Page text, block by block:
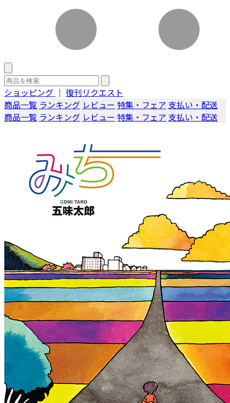
ショッピング ｜ 復刊リクエスト
商品一覧 ランキング レビュー 特集・フェア 支払い・配送
商品一覧 ランキング レビュー 特集・フェア 支払い・配送